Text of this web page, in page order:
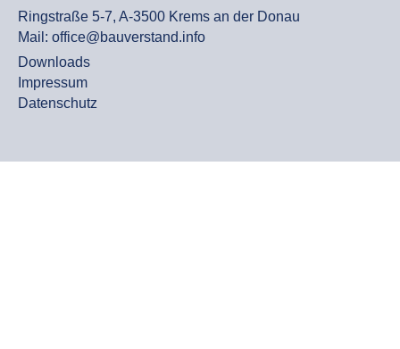
Ringstraße 5-7, A-3500 Krems an der Donau
Mail: office@bauverstand.info
Downloads
Impressum
Datenschutz